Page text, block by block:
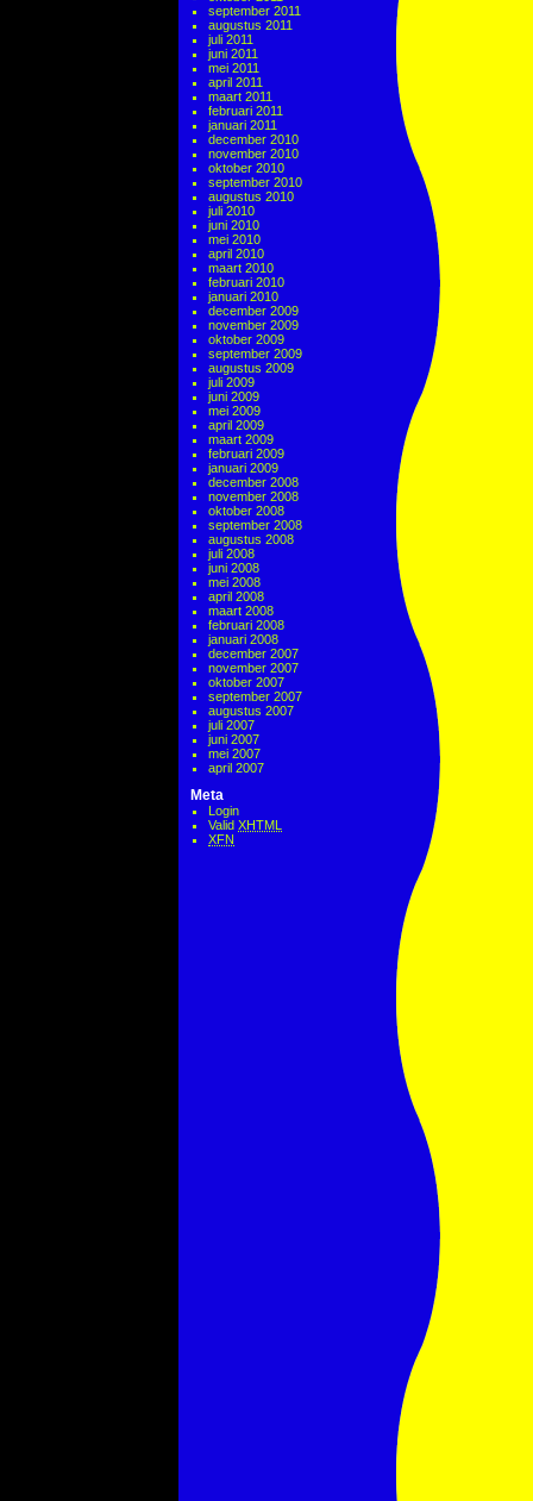
september 2011
augustus 2011
juli 2011
juni 2011
mei 2011
april 2011
maart 2011
februari 2011
januari 2011
december 2010
november 2010
oktober 2010
september 2010
augustus 2010
juli 2010
juni 2010
mei 2010
april 2010
maart 2010
februari 2010
januari 2010
december 2009
november 2009
oktober 2009
september 2009
augustus 2009
juli 2009
juni 2009
mei 2009
april 2009
maart 2009
februari 2009
januari 2009
december 2008
november 2008
oktober 2008
september 2008
augustus 2008
juli 2008
juni 2008
mei 2008
april 2008
maart 2008
februari 2008
januari 2008
december 2007
november 2007
oktober 2007
september 2007
augustus 2007
juli 2007
juni 2007
mei 2007
april 2007
Meta
Login
Valid XHTML
XFN